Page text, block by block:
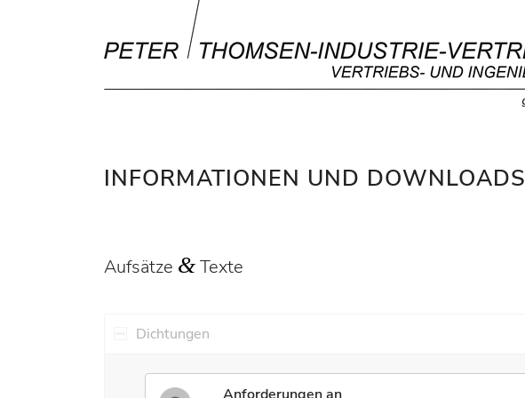
INFORMATIONEN UND DOWNLOADS
Aufsätze &Texte
Dichtungen
Anforderungen an